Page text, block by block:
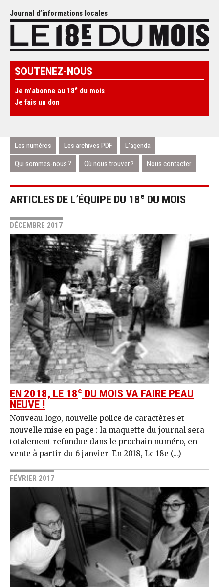
Journal d’informations locales
SOUTENEZ-NOUS
Je m’abonne au 18e du mois
Je fais un don
Les numéros Les archives PDF L’agenda
Qui sommes-nous ? Où nous trouver ? Nous contacter
ARTICLES DE L’ÉQUIPE DU 18e DU MOIS
DÉCEMBRE 2017
EN 2018, LE 18e DU MOIS VA FAIRE PEAU
NEUVE !
Nouveau logo, nouvelle police de caractères et
nouvelle mise en page : la maquette du journal sera
totalement refondue dans le prochain numéro, en
vente à partir du 6 janvier. En 2018, Le 18e (…)
FÉVRIER 2017